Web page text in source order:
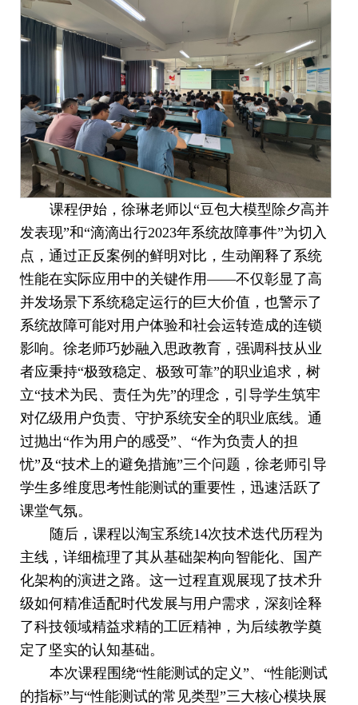
课程伊始，徐琳老师以“豆包大模型除夕高并
发表现”和“滴滴出行2023年系统故障事件”为切入
点，通过正反案例的鲜明对比，生动阐释了系统
性能在实际应用中的关键作用——不仅彰显了高
并发场景下系统稳定运行的巨大价值，也警示了
系统故障可能对用户体验和社会运转造成的连锁
影响。徐老师巧妙融入思政教育，强调科技从业
者应秉持“极致稳定、极致可靠”的职业追求，树
立“技术为民、责任为先”的理念，引导学生筑牢
对亿级用户负责、守护系统安全的职业底线。通
过抛出“作为用户的感受”、“作为负责人的担
忧”及“技术上的避免措施”三个问题，徐老师引导
学生多维度思考性能测试的重要性，迅速活跃了
课堂气氛。
随后，课程以淘宝系统14次技术迭代历程为
主线，详细梳理了其从基础架构向智能化、国产
化架构的演进之路。这一过程直观展现了技术升
级如何精准适配时代发展与用户需求，深刻诠释
了科技领域精益求精的工匠精神，为后续教学奠
定了坚实的认知基础。
本次课程围绕“性能测试的定义”、“性能测试
的指标”与“性能测试的常见类型”三大核心模块展